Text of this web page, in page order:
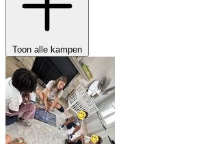
Toon alle kampen